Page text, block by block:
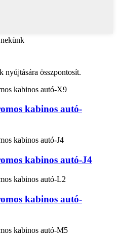
nyújtására összpontosít.
kabinos autó-
kabinos autó-J4
kabinos autó-